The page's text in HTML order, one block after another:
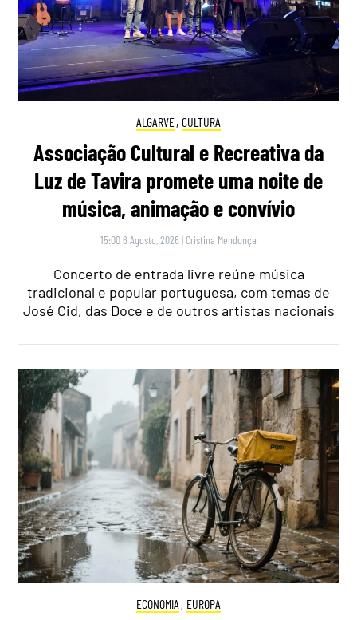
ALGARVE, CULTURA
Associação Cultural e Recreativa da
Luz de Tavira promete uma noite de
música, animação e convívio
15:00 6 Agosto, 2026 | Cristina Mendonça
Concerto de entrada livre reúne música
tradicional e popular portuguesa, com temas de
José Cid, das Doce e de outros artistas nacionais
ECONOMIA , EUROPA